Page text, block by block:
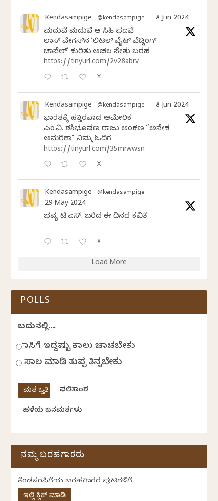
Kendasampige @kendasampige · 8 Jun 2024
ಮದುವೆ ಮದುವೆ ಆ ಸಿಹಿ ಪದವೆ
ಲಾಸ್‌ ವೇಗಸ್‌ನ ‘ಲಿಟಲ್ ವೈಟ್ ವೆಡ್ಡಿಂಗ್
ಚಾಪೆಲ್’ ಕುರಿತು ಅಚಲ ಸೇತು ಬರಹ
https://tinyurl.com/2v28abrv
X
Kendasampige @kendasampige · 8 Jun 2024
ಭಾರತಕ್ಕೆ ಹತ್ತಿರವಾದ ಅಮೇರಿಕ
ಎಂ.ವಿ. ಶಶಿಭೂಷಣ ರಾಜು ಅಂಕಣ “ಅನೇಕ
ಅಮೆರಿಕಾ” ನಿಮ್ಮ ಓದಿಗೆ
https://tinyurl.com/35mrwwsn
X
Kendasampige @kendasampige ·
29 May 2024
ಭವ್ಯ ಟಿ.ಎಸ್. ಬರೆದ ಈ ದಿನದ ಕವಿತೆ
X
Load More
POLLS
ಬದುಕಿನಲ್ಲಿ....
ಹಾಸಿಗೆ ಇದ್ದಷ್ಟು ಕಾಲು ಚಾಚಬೇಕು
ಸಾಲ ಮಾಡಿ ತುಪ್ಪ ತಿನ್ನಬೇಕು
ಫಲಿತಾಂಶ
ಹಳೆಯ ಜನಮತಗಳು
ನಮ್ಮ ಬರಹಗಾರರು
ಕೆಂಡಸಂಪಿಗೆಯ ಬರಹಗಾರರ ಪುಟಗಳಿಗೆ
ಇಲ್ಲಿ ಕ್ಲಿಕ್ ಮಾಡಿ